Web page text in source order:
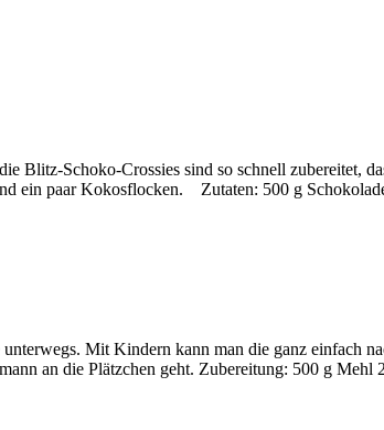
Blitz-Schoko-Crossies sind so schnell zubereitet,
ein paar Kokosflocken. Zutaten: 500 g
Mit Kindern kann man die ganz einfach
an die Plätzchen geht. Zubereitung: 500 g